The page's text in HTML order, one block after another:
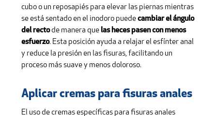
cubo o un reposapiés para elevar las piernas mientras
se está sentado en el inodoro puedecambiar el ángulo
del rectode manera que las heces pasen con menos
esfuerzo. Esta posición ayuda a relajar el esfínter anal
y reduce la presión en las fisuras, facilitando un
proceso más suave y menos doloroso.
Aplicar cremas para fisuras anales
El uso de cremas específicas para fisuras anales